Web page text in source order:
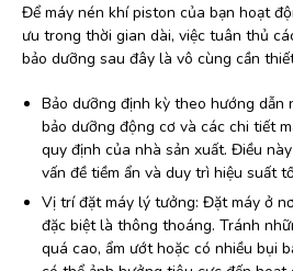
Để máy nén khí piston của bạn hoạt
ưu trong thời gian dài, việc tuân thủ
bảo dưỡng sau đây là vô cùng cần
Bảo dưỡng định kỳ theo hướng dẫn
bảo dưỡng động cơ và các chi tiết
quy định của nhà sản xuất. Điều
vấn đề tiềm ẩn và duy trì hiệu suất
Vị trí đặt máy lý tưởng: Đặt máy ở
đặc biệt là thông thoáng. Tránh
quá cao, ẩm ướt hoặc có nhiều bụi